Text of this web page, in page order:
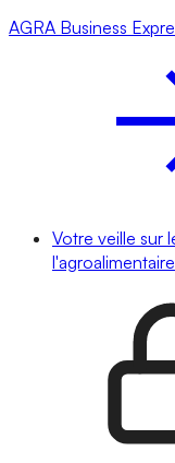
AGRA Business
Votre veille sur
l'agroalimentaire